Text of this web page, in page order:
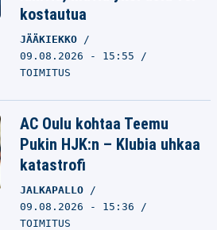
kostautua
JÄÄKIEKKO
09.08.2026 - 15:55
TOIMITUS
AC Oulu kohtaa Teemu
Pukin HJK:n – Klubia uhkaa
katastrofi
JALKAPALLO
09.08.2026 - 15:36
TOIMITUS